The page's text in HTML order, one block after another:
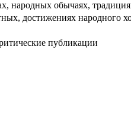
народных обычаях,
достижениях народного
публикации